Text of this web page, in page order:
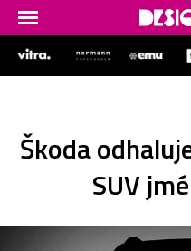
Škoda
SUV